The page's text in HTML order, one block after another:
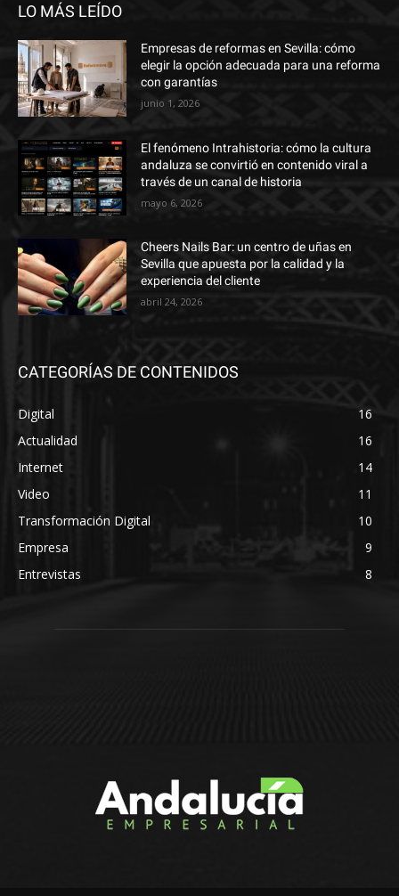
LO MÁS LEÍDO
Empresas de reformas en Sevilla: cómo
elegir la opción adecuada para una reforma
con garantías
junio 1, 2026
El fenómeno Intrahistoria: cómo la cultura
andaluza se convirtió en contenido viral a
través de un canal de historia
mayo 6, 2026
Cheers Nails Bar: un centro de uñas en
Sevilla que apuesta por la calidad y la
experiencia del cliente
abril 24, 2026
CATEGORÍAS DE CONTENIDOS
Digital
16
Actualidad
16
Internet
14
Video
11
Transformación Digital
10
Empresa
9
Entrevistas
8